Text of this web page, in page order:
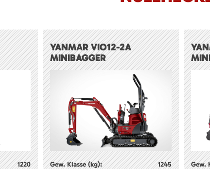
1220
YANMAR VIO12-2A
MINIBAGGER
Gew. Klasse (kg):
1245
Gew.